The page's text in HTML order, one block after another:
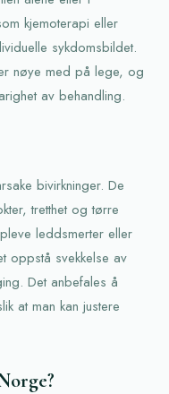
kjemoterapi eller
sykdomsbildet.
nøye med på lege, og
av behandling.
bivirkninger. De
tretthet og tørre
leddsmerter eller
oppstå svekkelse av
Det anbefales å
at man kan justere